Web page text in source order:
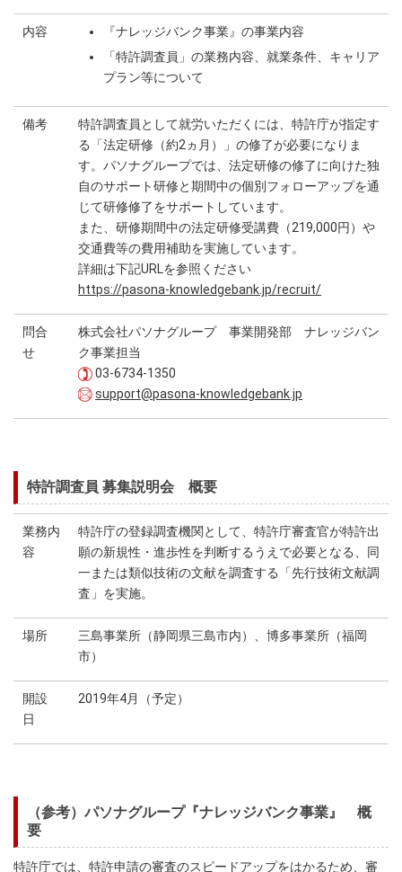
内容
『ナレッジバンク事業』の事業内容
「特許調査員」の業務内容、就業条件、キャリア
プラン等について
備考
特許調査員として就労いただくには、特許庁が指定す
る「法定研修（約2ヵ月）」の修了が必要になりま
す。パソナグループでは、法定研修の修了に向けた独
自のサポート研修と期間中の個別フォローアップを通
じて研修修了をサポートしています。
また、研修期間中の法定研修受講費（219,000円）や
交通費等の費用補助を実施しています。
詳細は下記URLを参照ください
https://pasona-knowledgebank.jp/recruit/
問合
せ
株式会社パソナグループ 事業開発部 ナレッジバン
ク事業担当
03-6734-1350
support@pasona-knowledgebank.jp
特許調査員 募集説明会 概要
業務内
容
特許庁の登録調査機関として、特許庁審査官が特許出
願の新規性・進歩性を判断するうえで必要となる、同
一または類似技術の文献を調査する「先行技術文献調
査」を実施。
場所
三島事業所（静岡県三島市内）、博多事業所（福岡
市）
開設
日
2019年4月（予定）
（参考）パソナグループ『ナレッジバンク事業』 概
要
特許庁では、特許申請の審査のスピードアップをはかるため、審